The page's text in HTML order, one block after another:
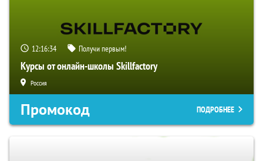
12:16:33 Получи первым!
Курсы от онлайн-школы Skillfactory
Россия
Промокод ПОДРОБНЕЕ